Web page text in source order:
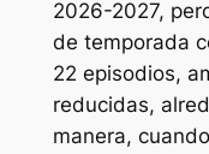
2026-2027,
de temporada
22 episodios,
reducidas,
manera,